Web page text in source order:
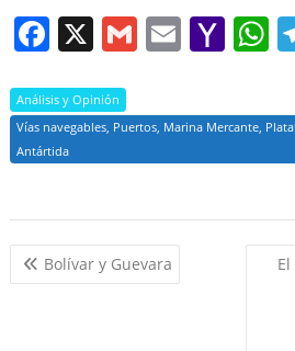
F
c
e
b
o
o
k
X G
ai
l
E
ai
l
Y
h
o
o
M
ai
s
A
p
p
Análisis y Opinión
Vías navegables, Puertos, Marina Mercante,
Antártida
Navegación
de
Bolívar y Guevara